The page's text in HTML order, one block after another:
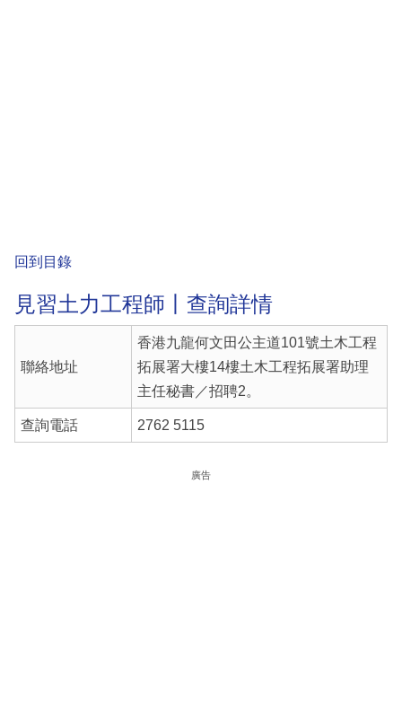
回到目錄
見習土力工程師丨查詢詳情
聯絡地址
香港九龍何文田公主道101號土木工程
拓展署大樓14樓土木工程拓展署助理
主任秘書／招聘2。
查詢電話 2762 5115
廣告